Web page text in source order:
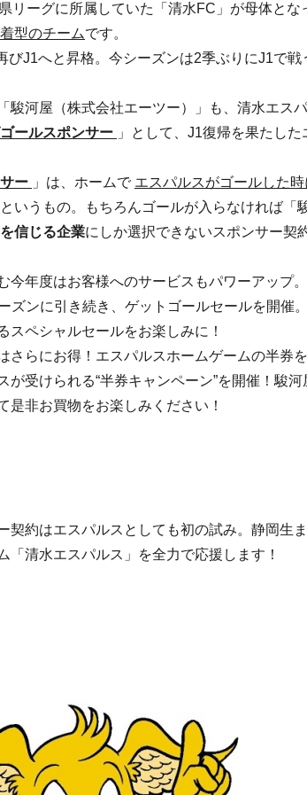
リーグに所属していた「清水FC」が母体と
型のチームです。
J1へと昇格。今シーズンは2季ぶりにJ1で戦
駿河屋（株式会社エーツー）」も、清水エス
ールスポンサー 」として、J1復帰を果たし
ー 」は、ホームで エスパルスがゴールした時
というもの。もちろんゴールが入らなければ「
信じる企業にしか選択できないスポンサー契
今年度はお客様へのサービスもパワーアップ。
ズンに引き続き、ゲットゴールセールを開催
スペシャルセールをお楽しみに！
さらにお得！エスパルスホームゲームの半券
が受けられる“半券キャンペーン”を開催！駿
是非お買物をお楽しみください！
契約はエスパルスとしても初の試み。静岡生
「清水エスパルス」を全力で応援します！